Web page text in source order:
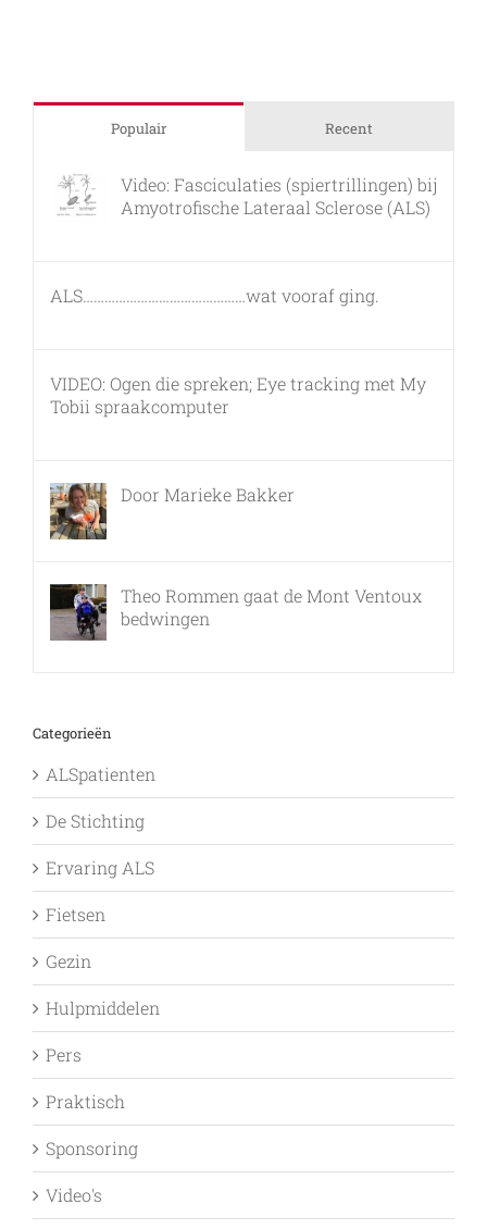
Populair Recent
Video: Fasciculaties (spiertrillingen) bij
Amyotrofische Lateraal Sclerose (ALS)
ALS………………………………………wat vooraf ging.
VIDEO: Ogen die spreken; Eye tracking met My
Tobii spraakcomputer
Door Marieke Bakker
Theo Rommen gaat de Mont Ventoux
bedwingen
Categorieën
ALSpatienten
De Stichting
Ervaring ALS
Fietsen
Gezin
Hulpmiddelen
Pers
Praktisch
Sponsoring
Video's